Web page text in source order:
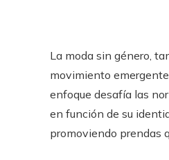
La moda sin género,
movimiento
enfoque desafía las
en función de su
promoviendo prendas